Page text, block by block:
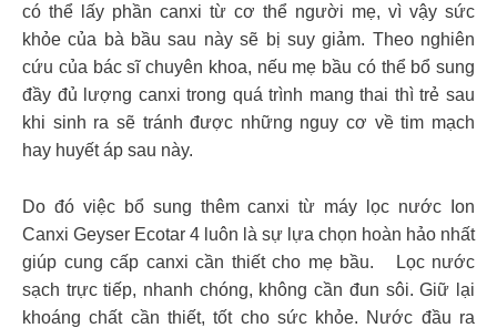
có thể lấy phần canxi từ cơ thể người mẹ, vì vậy sức
khỏe của bà bầu sau này sẽ bị suy giảm. Theo nghiên
cứu của bác sĩ chuyên khoa, nếu mẹ bầu có thể bổ sung
đầy đủ lượng canxi trong quá trình mang thai thì trẻ sau
khi sinh ra sẽ tránh được những nguy cơ về tim mạch
hay huyết áp sau này.
Do đó việc bổ sung thêm canxi từ máy lọc nước Ion
Canxi Geyser Ecotar 4 luôn là sự lựa chọn hoàn hảo nhất
giúp cung cấp canxi cần thiết cho mẹ bầu. Lọc nước
sạch trực tiếp, nhanh chóng, không cần đun sôi. Giữ lại
khoáng chất cần thiết, tốt cho sức khỏe. Nước đầu ra